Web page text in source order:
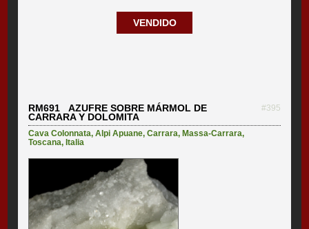
VENDIDO
RM691 AZUFRE SOBRE MÁRMOL DE
CARRARA Y DOLOMITA
#395
Cava Colonnata,Alpi Apuane,Carrara,Massa-Carrara,
Toscana,Italia